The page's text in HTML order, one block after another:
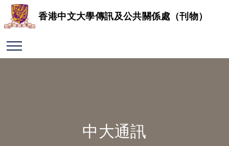
香港中文大學傳訊及公共關係處（刊物）
中大通訊